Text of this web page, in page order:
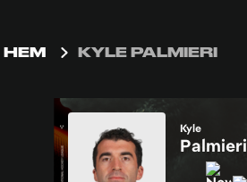
HEM KYLE PALMIERI
Kyle
Palmieri